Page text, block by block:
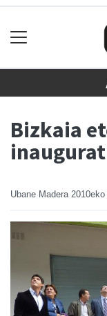
Bizkaia
Ubane Madera